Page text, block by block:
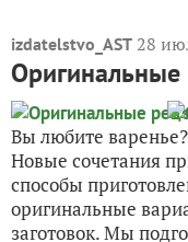
izdatelstvo_AST 28
Оригинальные
Вы любите
Новые сочетания
способы
оригинальные
заготовок. Мы